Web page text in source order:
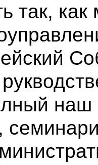
так,
наш